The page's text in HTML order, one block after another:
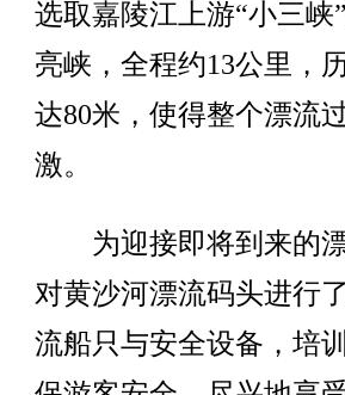
选取嘉陵江上游“小三
亮峡，全程约13公里，
达80米，使得整个漂流
激。
为迎接即将到来的漂
对黄沙河漂流码头进行
流船只与安全设备，培